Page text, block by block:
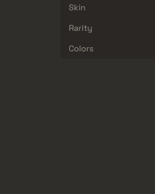
Skin
Rarity
Colors